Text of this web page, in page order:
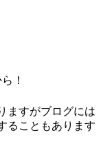
！
ますがブログには
ることもあります